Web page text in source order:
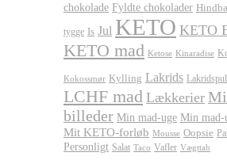
chokolade Fyldte chokolader
tygge Is Jul KETO KETO
KETO mad Ketose Kinaradise
Kokossmør Kylling Lakrids
LCHF mad Lækkerier
billeder Min mad-uge Min
Mit KETO-forløb Mousse Oopsie
Personligt Salat Taco Vafler Vægttab